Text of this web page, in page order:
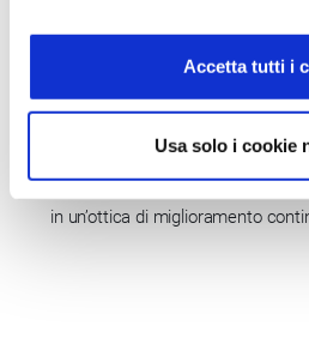
Accetta tutti i
Usa solo i cookie
processi aziendali e di garantire
procedure di ripristino fino al
monitorare e riesaminare le
in un’ottica di miglioramento